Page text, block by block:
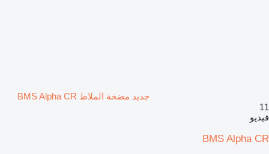
جديد مضخة الملاط BMS Alpha CR
11
فيديو
BMS Alpha CR